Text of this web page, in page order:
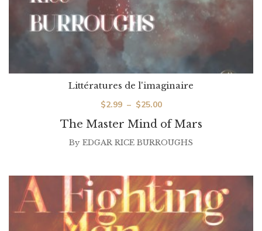
The Master Mind of Mars
Littératures de l'imaginaire
$2.99 – $25.00Plage
de
prix :
$25.00
By EDGAR RICE BURROUGHS